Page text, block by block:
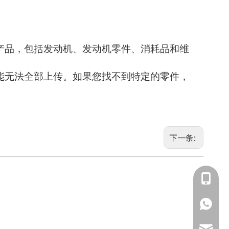
品，包括发动机、发动机零件、消耗品和维
法全部上传。如果您找不到特定的零件，
下一条: